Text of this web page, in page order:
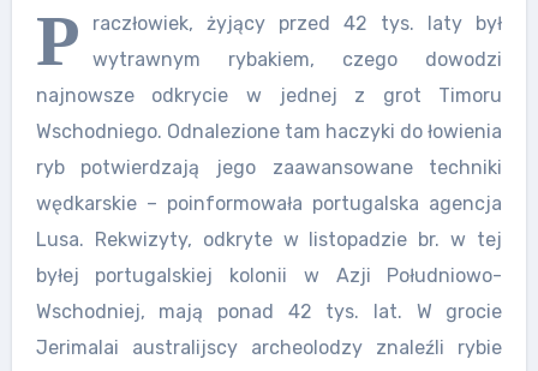
P
raczłowiek, żyjący przed 42 tys. laty był
wytrawnym rybakiem, czego dowodzi
najnowsze odkrycie w jednej z grot Timoru
Wschodniego. Odnalezione tam haczyki do łowienia
ryb potwierdzają jego zaawansowane techniki
wędkarskie – poinformowała portugalska agencja
Lusa. Rekwizyty, odkryte w listopadzie br. w tej
byłej portugalskiej kolonii w Azji Południowo-
Wschodniej, mają ponad 42 tys. lat. W grocie
Jerimalai australijscy archeolodzy znaleźli rybie